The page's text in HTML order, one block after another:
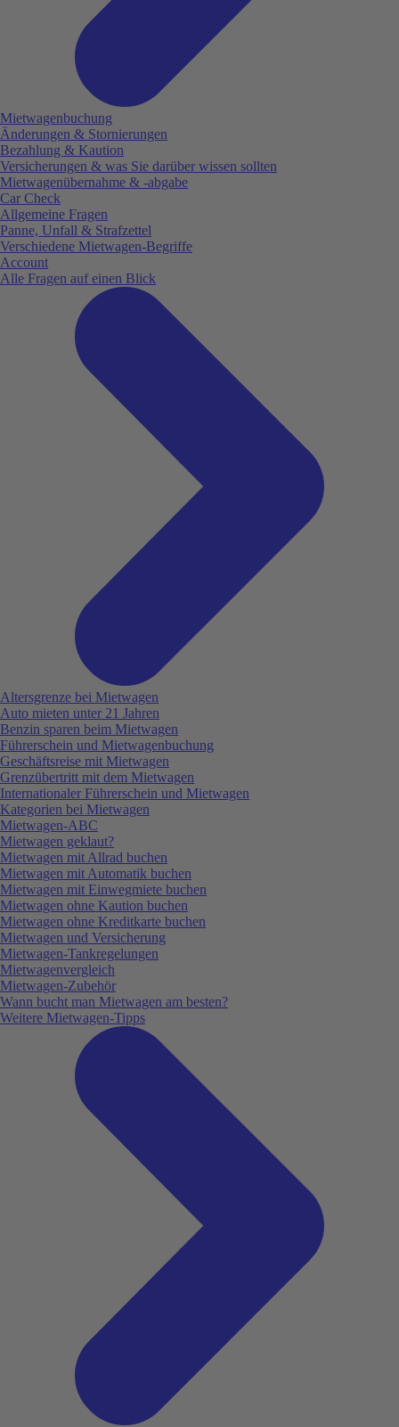
Mietwagenbuchung
Änderungen & Stornierungen
Bezahlung & Kaution
Versicherungen & was Sie darüber wissen sollten
Mietwagenübernahme & -abgabe
Car Check
Allgemeine Fragen
Panne, Unfall & Strafzettel
Verschiedene Mietwagen-Begriffe
Account
Alle Fragen auf einen Blick
Altersgrenze bei Mietwagen
Auto mieten unter 21 Jahren
Benzin sparen beim Mietwagen
Führerschein und Mietwagenbuchung
Geschäftsreise mit Mietwagen
Grenzübertritt mit dem Mietwagen
Internationaler Führerschein und Mietwagen
Kategorien bei Mietwagen
Mietwagen-ABC
Mietwagen geklaut?
Mietwagen mit Allrad buchen
Mietwagen mit Automatik buchen
Mietwagen mit Einwegmiete buchen
Mietwagen ohne Kaution buchen
Mietwagen ohne Kreditkarte buchen
Mietwagen und Versicherung
Mietwagen-Tankregelungen
Mietwagenvergleich
Mietwagen-Zubehör
Wann bucht man Mietwagen am besten?
Weitere Mietwagen-Tipps